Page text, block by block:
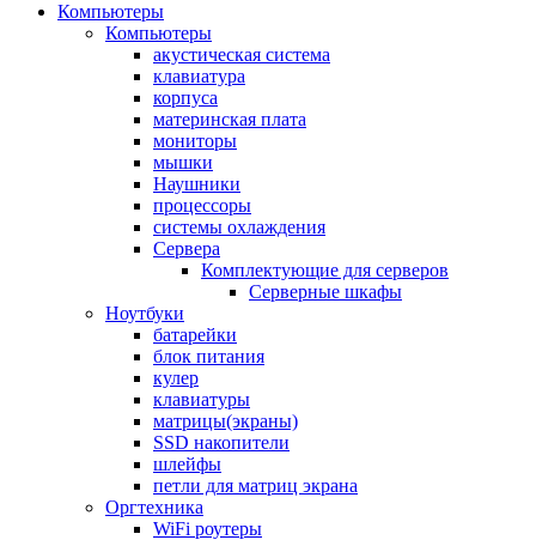
Компьютеры
Компьютеры
акустическая система
клавиатура
корпуса
материнская плата
мониторы
мышки
Наушники
процессоры
системы охлаждения
Сервера
Комплектующие для серверов
Серверные шкафы
Ноутбуки
батарейки
блок питания
кулер
клавиатуры
матрицы(экраны)
SSD накопители
шлейфы
петли для матриц экрана
Оргтехника
WiFi роутеры